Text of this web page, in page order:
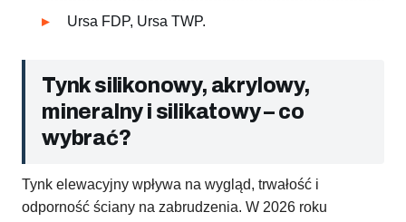
Ursa FDP, Ursa TWP.
Tynk silikonowy, akrylowy,
mineralny i silikatowy – co
wybrać?
Tynk elewacyjny wpływa na wygląd, trwałość i
odporność ściany na zabrudzenia. W 2026 roku